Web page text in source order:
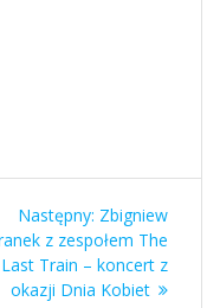
Następny: Następny
wpis:
Zbigniew
z zespołem The
Last Train – koncert z
okazji Dnia Kobiet